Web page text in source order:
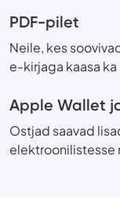
PDF-pilet
Neile, kes
e-kirjaga kaasa
Apple Wallet
Ostjad saavad
elektroonilistesse